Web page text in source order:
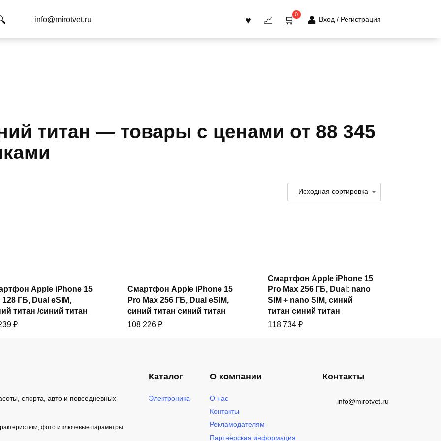
info@mirotvet.ru
0
Вход / Регистрация
титан — товары с ценами от 88 345
Купить
Apple iPhone 15
128 ГБ, Dual еSIM,
титан /синий титан
₽
Купить
Смартфон Apple iPhone 15
Pro Max 256 ГБ, Dual eSIM,
синий титан синий титан
108 226 ₽
Купить
Смартфон Apple iPhone 15
Pro Max 256 ГБ, Dual: nano
SIM + nano SIM, синий
титан синий титан
118 734 ₽
спорта, авто и повседневных
фото и ключевые параметры
Каталог
Электроника
О компании
О нас
Контакты
Рекламодателям
Партнёрская информация
Контакты
info@mirotvet.ru